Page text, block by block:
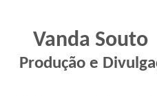
Vanda Souto
Produção e